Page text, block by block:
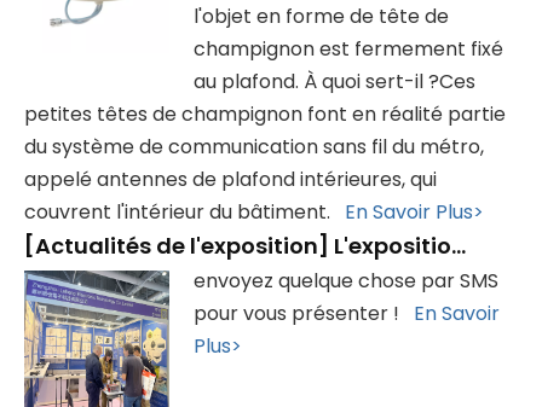
l'objet en forme de tête de
champignon est fermement fixé
au plafond. À quoi sert-il ?Ces
petites têtes de champignon font en réalité partie
du système de communication sans fil du métro,
appelé antennes de plafond intérieures, qui
couvrent l'intérieur du bâtiment. En Savoir Plus>
[Actualités de l'exposition] L'exposition s'est terminée avec succès, merci de votre visite !
envoyez quelque chose par SMS
pour vous présenter ! En Savoir
Plus>